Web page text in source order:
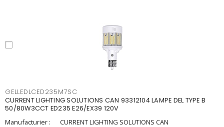
GELLEDLCED235M7SC
CURRENT LIGHTING SOLUTIONS CAN 93312104 LAMPE DEL TYPE B
50/80W3CCT ED235 E26/EX39 120V
Manufacturier :
CURRENT LIGHTING SOLUTIONS CAN